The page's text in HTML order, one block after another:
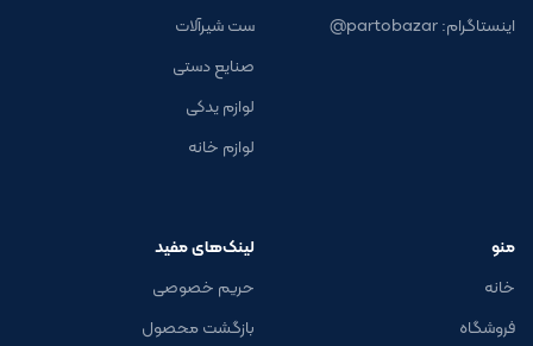
اینستاگرام: partobazar@
ست شیرآلات
صنایع دستی
لوازم یدکی
لوازم خانه
منو
خانه
فروشگاه
لینک‌های مفید
حریم خصوصی
بازگشت محصول